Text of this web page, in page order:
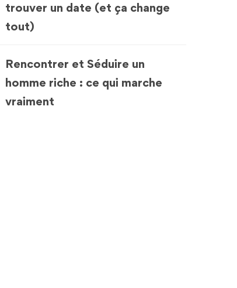
trouver un date (et ça change
tout)
Rencontrer et Séduire un
homme riche : ce qui marche
vraiment